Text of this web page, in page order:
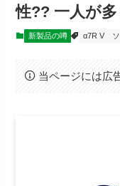
性?? 一人が
新製品の噂 α7R V
当ページには広